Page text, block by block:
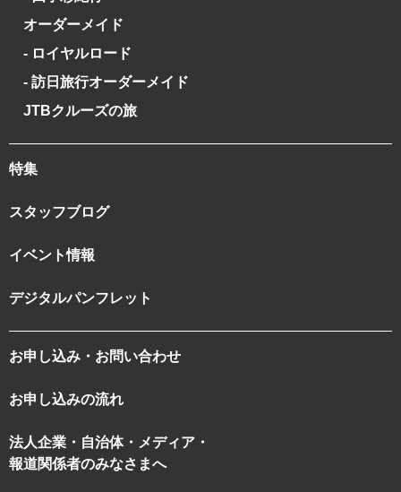
オーダーメイド
- ロイヤルロード
- 訪日旅行オーダーメイド
JTBクルーズの旅
特集
スタッフブログ
イベント情報
デジタルパンフレット
お申し込み・お問い合わせ
お申し込みの流れ
法人企業・自治体・メディア・
報道関係者のみなさまへ